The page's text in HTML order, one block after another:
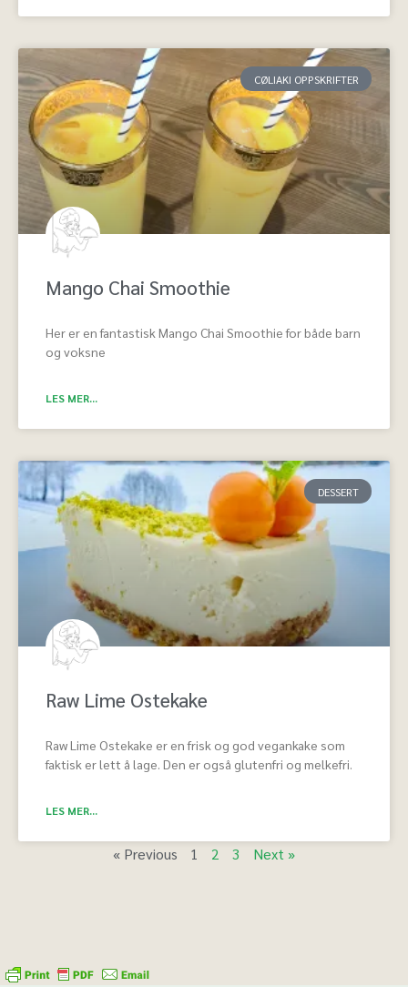
CØLIAKI OPPSKRIFTER
Mango Chai Smoothie
Her er en fantastisk Mango Chai Smoothie for både barn
og voksne
LES MER...
DESSERT
Raw Lime Ostekake
Raw Lime Ostekake er en frisk og god vegankake som
faktisk er lett å lage. Den er også glutenfri og melkefri.
LES MER...
« Previous 1 2 3 Next »